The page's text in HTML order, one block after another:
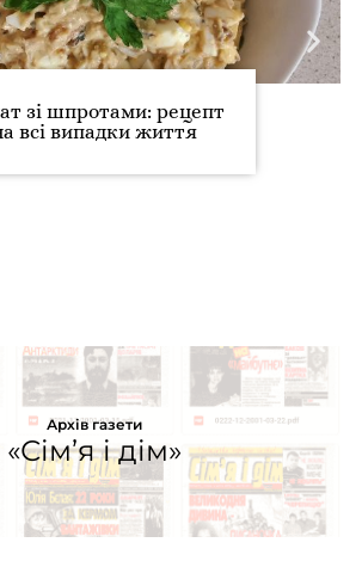
зі шпротами: рецепт
всі випадки життя
Архів газети
«Сім’я і дім»